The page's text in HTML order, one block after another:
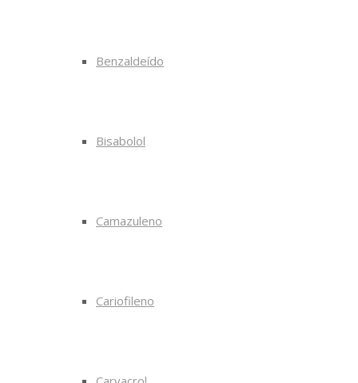
Benzaldeído
Bisabolol
Camazuleno
Cariofileno